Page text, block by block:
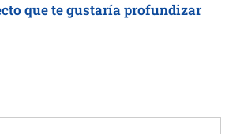
que te gustaría profundizar